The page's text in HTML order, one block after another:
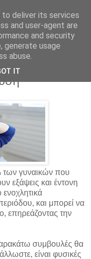
των γυναικών που
εξάψεις και έντονη
και μπορεί να
επηρεάζοντας την
συμβουλές θα
είναι φυσικές
deliver its services
and user-agent are
and security
generate usage
abuse.
IT